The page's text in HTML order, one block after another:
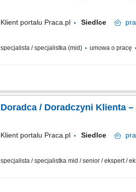
Klient portalu Praca.pl Siedlce
specjalista / specjalistka (mid) umowa o pracę
obsługa klientów; utrzymywanie dobrych relacji
Doradca / Doradczyni Klienta
Klient portalu Praca.pl Siedlce
specjalista / specjalistka mid / senior / ekspert /